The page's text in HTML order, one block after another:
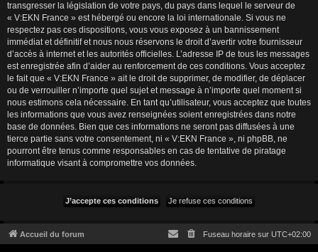
transgresser la législation de votre pays, du pays dans lequel le serveur de
« V:EKN France » est hébergé ou encore la loi internationale. Si vous ne
respectez pas ces dispositions, vous vous exposez à un bannissement
immédiat et définitif et nous nous réservons le droit d’avertir votre fournisseur
d’accès à internet et les autorités officielles. L’adresse IP de tous les messages
est enregistrée afin d’aider au renforcement de ces conditions. Vous acceptez
le fait que « V:EKN France » ait le droit de supprimer, de modifier, de déplacer
ou de verrouiller n’importe quel sujet et message à n’importe quel moment si
nous estimons cela nécessaire. En tant qu’utilisateur, vous acceptez que toutes
les informations que vous avez renseignées soient enregistrées dans notre
base de données. Bien que ces informations ne seront pas diffusées à une
tierce partie sans votre consentement, ni « V:EKN France », ni phpBB, ne
pourront être tenus comme responsables en cas de tentative de piratage
informatique visant à compromettre vos données.
Accueil du forum Fuseau horaire sur UTC+02:00